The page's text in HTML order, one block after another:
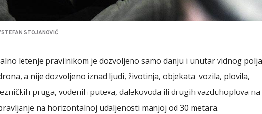
STOJANOVIĆ
letenje pravilnikom je dozvoljeno samo danju i unutar vidnog polja
a nije dozvoljeno iznad ljudi, životinja, objekata, vozila, plovila,
pruga, vodenih puteva, dalekovoda ili drugih vazduhoplova na
na horizontalnoj udaljenosti manjoj od 30 metara.